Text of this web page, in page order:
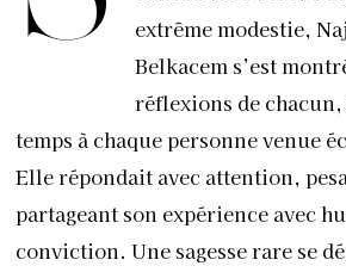
extrême modestie,
Belkacem s’est
réflexions de
temps à chaque personne venue
Elle répondait avec attention,
partageant son expérience avec
conviction. Une sagesse rare se